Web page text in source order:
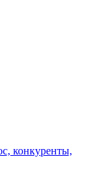
конкуренты,